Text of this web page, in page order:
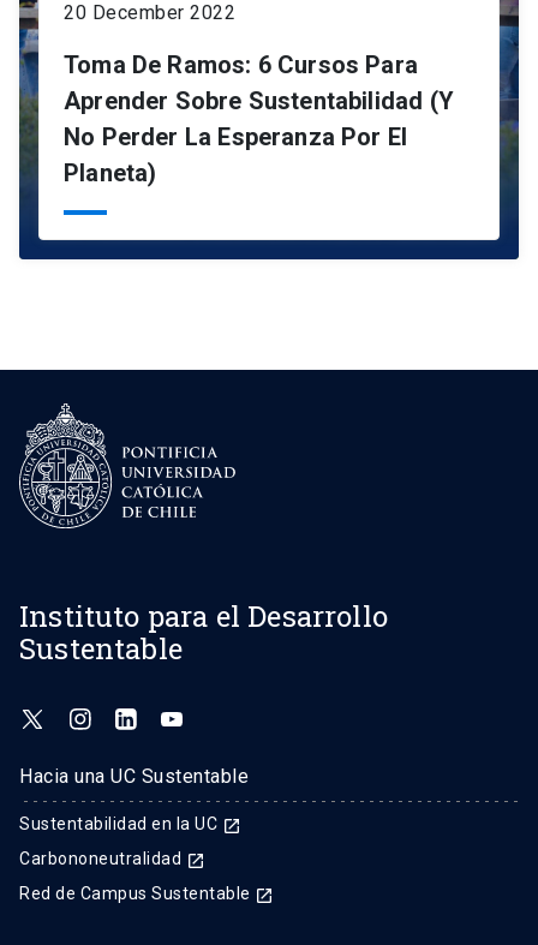
20 December 2022
Toma De Ramos: 6 Cursos Para
Aprender Sobre Sustentabilidad (y
No Perder La Esperanza Por El
Planeta)
Instituto para el Desarrollo
Sustentable
Hacia una UC Sustentable
Sustentabilidad en la UC launch
Carbononeutralidad launch
Red de Campus Sustentable launch